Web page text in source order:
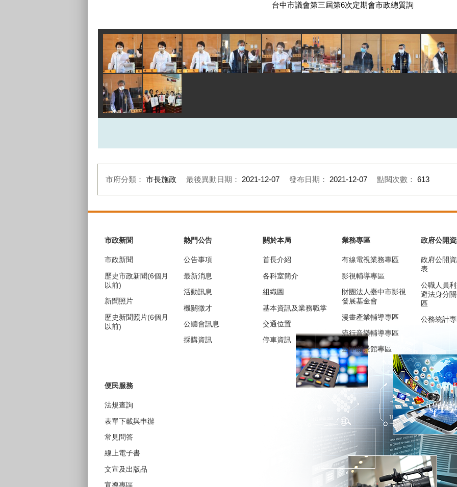
台中市議會第三屆第6次定期會市政總質詢
市府分類： 市長施政 最後異動日期： 2021-12-07 發布日期： 2021-12-07 點閱次數： 613
市政新聞
市政新聞
歷史市政新聞(6個月
以前)
新聞照片
歷史新聞照片(6個月
以前)
熱門公告
公告事項
最新消息
活動訊息
機關徵才
公聽會訊息
採購資訊
關於本局
首長介紹
各科室簡介
組織圖
基本資訊及業務職掌
交通位置
停車資訊
業務專區
有線電視業務專區
影視輔導專區
財團法人臺中市影視
發展基金會
漫畫產業輔導專區
流行音樂輔導專區
臺中願景館專區
政府公開
政府公開
表
公職人員
避法身分
區
公務統計
便民服務
法規查詢
表單下載與申辦
常見問答
線上電子書
文宣及出版品
宣導專區